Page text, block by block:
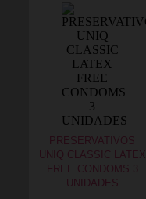
PRESERVATIVOS
UNIQ CLASSIC LATEX
FREE CONDOMS 3
UNIDADES